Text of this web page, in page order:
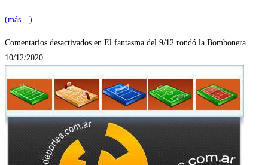
(más…)
Comentarios desactivados en El fantasma del 9/12 rondó la Bombonera…..
10/12/2020